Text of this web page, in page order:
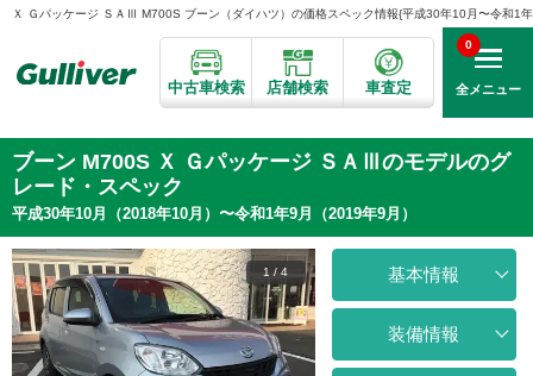
Ｘ Ｇパッケージ ＳＡⅢ M700S ブーン（ダイハツ）の価格スペック情報{平成30年10月〜令和1
中古車検索 店舗検索 車査定 全メニュー
0
ブーン M700S Ｘ Ｇパッケージ ＳＡⅢのモデルのグ
レード・スペック
平成30年10月（2018年10月）〜令和1年9月（2019年9月）
1 /4 基本情報
装備情報